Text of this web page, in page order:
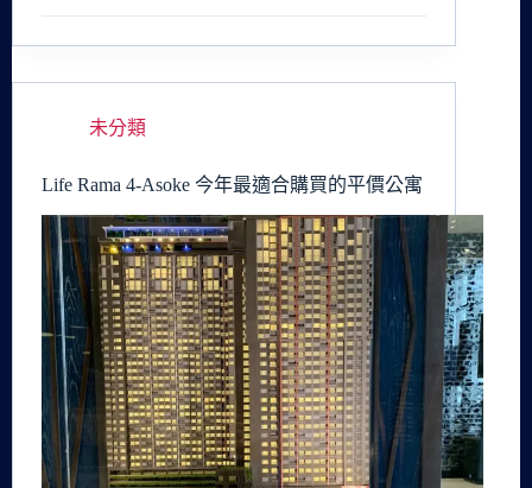
未分類
Life Rama 4-Asoke 今年最適合購買的平價公寓